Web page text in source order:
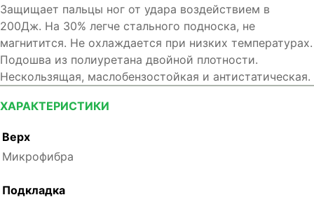
Защищает пальцы ног от удара воздействием в
200Дж. На 30% легче стального подноска, не
магнитится. Не охлаждается при низких температурах.
Подошва из полиуретана двойной плотности.
Нескользящая, маслобензостойкая и антистатическая.
ХАРАКТЕРИСТИКИ
Верх
Микрофибра
Подкладка